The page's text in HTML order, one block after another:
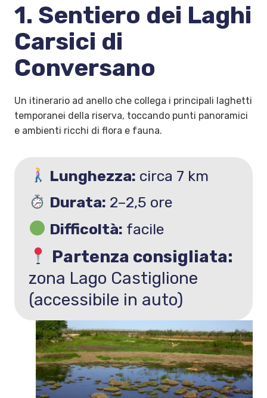
1. Sentiero dei Laghi
Carsici di
Conversano
Un itinerario ad anello che collega i principali laghetti
temporanei della riserva, toccando punti panoramici
e ambienti ricchi di flora e fauna.
Lunghezza: circa 7 km
Durata: 2–2,5 ore
Difficoltà: facile
Partenza consigliata:
zona Lago Castiglione
(accessibile in auto)